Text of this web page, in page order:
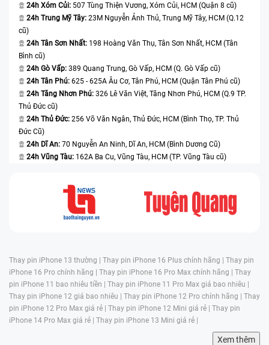
24h Xóm Củi: 507 Tùng Thiện Vương, Xóm Củi, HCM (Quận 8 cũ)
24h Trung Mỹ Tây: 23M Nguyễn Ảnh Thủ, Trung Mỹ Tây, HCM (Q.12
cũ)
24h Tân Sơn Nhất: 198 Hoàng Văn Thụ, Tân Sơn Nhất, HCM (Tân
Bình cũ)
24h Gò Vấp: 389 Quang Trung, Gò Vấp, HCM (Q. Gò Vấp cũ)
24h Tân Phú: 625 - 625A Âu Cơ, Tân Phú, HCM (Quận Tân Phú cũ)
24h Tăng Nhơn Phú: 326 Lê Văn Việt, Tăng Nhơn Phú, HCM (Q.9 TP.
Thủ Đức cũ)
24h Thủ Đức: 256 Võ Văn Ngân, Thủ Đức, HCM (Bình Thọ, TP. Thủ
Đức Cũ)
24h Dĩ An: 70 Nguyễn An Ninh, Dĩ An, HCM (Bình Dương Cũ)
24h Vũng Tàu: 162A Ba Cu, Vũng Tàu, HCM (TP. Vũng Tàu cũ)
Thay pin iPhone 13 thường | Thay pin iPhone 16 Plus chính hãng | Thay pin
iPhone 16 Pro chính hãng | Thay pin iPhone 16 Pro Max chính hãng | Thay
pin iPhone 11 bao nhiêu tiền | Thay pin iPhone 11 Pro Max giá bao nhiêu |
Thay pin iPhone 12 giá bao nhiêu | Thay pin iPhone 12 Pro chính hãng | Thay
pin iPhone 12 Pro Max giá rẻ | Thay pin iPhone 12 Mini giá rẻ | Thay pin
iPhone 14 Pro Max giá rẻ | Thay pin iPhone 13 Mini giá rẻ |
Xem thêm